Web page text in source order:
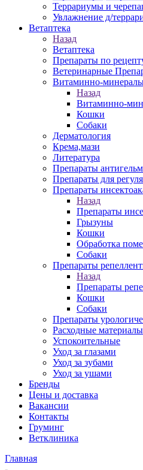
Террариумы и
Увлажнение д/
Ветаптека
Назад
Ветаптека
Препараты по
Ветеринарные
Витаминно-
Назад
Витаминно-
Кошки
Собаки
Дерматология
Крема,мази
Литература
Препараты
Препараты для
Препараты
Назад
Препараты
Грызуны
Кошки
Обработка
Собаки
Препараты
Назад
Препараты
Кошки
Собаки
Препараты
Расходные материалы
Успокоительные
Уход за глазами
Уход за зубами
Уход за ушами
Бренды
Цены и доставка
Вакансии
Контакты
Груминг
Ветклиника
Главная